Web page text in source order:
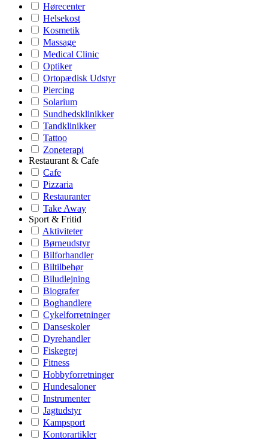
Hørecenter
Helsekost
Kosmetik
Massage
Medical Clinic
Optiker
Ortopædisk Udstyr
Piercing
Solarium
Sundhedsklinikker
Tandklinikker
Tattoo
Zoneterapi
Restaurant & Cafe
Cafe
Pizzaria
Restauranter
Take Away
Sport & Fritid
Aktiviteter
Børneudstyr
Bilforhandler
Biltilbehør
Biludlejning
Biografer
Boghandlere
Cykelforretninger
Danseskoler
Dyrehandler
Fiskegrej
Fitness
Hobbyforretninger
Hundesaloner
Instrumenter
Jagtudstyr
Kampsport
Kontorartikler